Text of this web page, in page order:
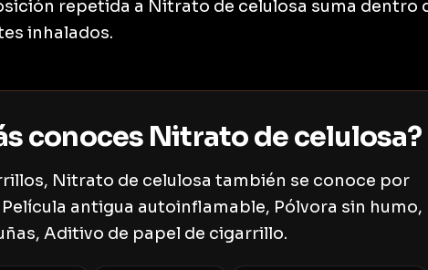
repetida a Nitrato de celulosa suma dentro
inhalados.
conoces Nitrato de celulosa?
Nitrato de celulosa también se conoce por
antigua autoinflamable, Pólvora sin humo,
Aditivo de papel de cigarrillo.